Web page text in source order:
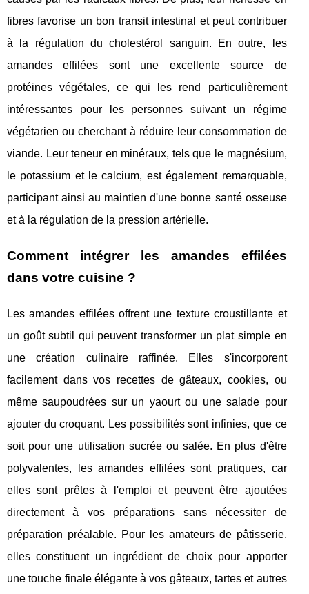
fibres favorise un bon transit intestinal et peut contribuer
à la régulation du cholestérol sanguin. En outre, les
amandes effilées sont une excellente source de
protéines végétales, ce qui les rend particulièrement
intéressantes pour les personnes suivant un régime
végétarien ou cherchant à réduire leur consommation de
viande. Leur teneur en minéraux, tels que le magnésium,
le potassium et le calcium, est également remarquable,
participant ainsi au maintien d'une bonne santé osseuse
et à la régulation de la pression artérielle.
Comment intégrer les amandes effilées
dans votre cuisine ?
Les amandes effilées offrent une texture croustillante et
un goût subtil qui peuvent transformer un plat simple en
une création culinaire raffinée. Elles s'incorporent
facilement dans vos recettes de gâteaux, cookies, ou
même saupoudrées sur un yaourt ou une salade pour
ajouter du croquant. Les possibilités sont infinies, que ce
soit pour une utilisation sucrée ou salée. En plus d'être
polyvalentes, les amandes effilées sont pratiques, car
elles sont prêtes à l'emploi et peuvent être ajoutées
directement à vos préparations sans nécessiter de
préparation préalable. Pour les amateurs de pâtisserie,
elles constituent un ingrédient de choix pour apporter
une touche finale élégante à vos gâteaux, tartes et autres